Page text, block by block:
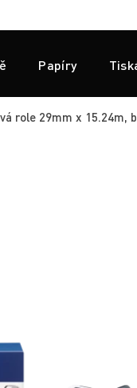
Papíry
role 29mm x 15.24m,